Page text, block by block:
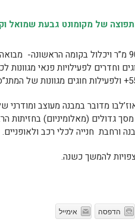
של מקומונט גבעת שמואל
ישתרע על שטח של כ- 900 מ”ר ויכלול בקומה
וחדרים לפעילויות פנאי
מדובר במבנה מעוצב
מסך גדולים (מאלומיניום) בחזיתות
ורחבת חנייה לכלי רכב ולאופניים.
להמשך כשנה.
הדפסה אימייל